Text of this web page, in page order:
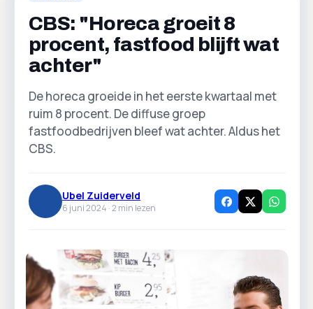
CBS: "Horeca groeit 8
procent, fastfood blijft wat
achter"
De horeca groeide in het eerste kwartaal met
ruim 8 procent. De diffuse groep
fastfoodbedrijven bleef wat achter. Aldus het
CBS.
Ubel Zuiderveld
6 juni 2024 ·2 min lezen